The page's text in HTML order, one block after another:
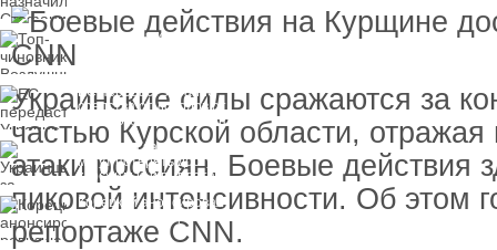
Топ-чиновнику
1 млрд гривен
ЕС передаст Украине
средства от доходов от
замороженных активов
России
Украинцы за рубежом
могут потерять доступ
к госжилью и выплатам
Корецкий анонсировал
Украинские силы сражаются за
частью Курской области,
атаки россиян. Боевые действия
пиковой интенсивности. Об этом
репортаже CNN.